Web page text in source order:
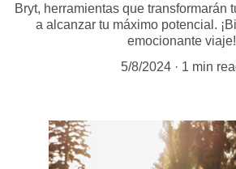
Bryt, herramientas que transformarán
a alcanzar tu máximo potencial.
emocionante viaje!
5/8/2024
1 min